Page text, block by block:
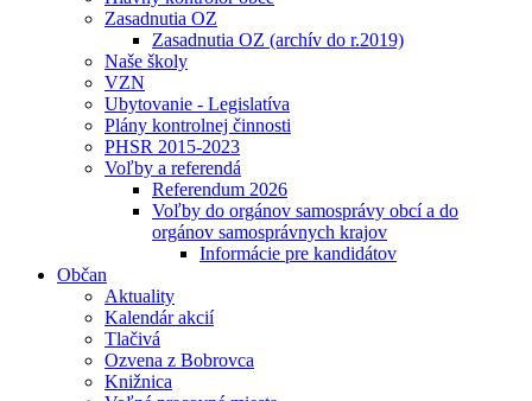
Zasadnutia OZ
Zasadnutia OZ (archív do r.2019)
Naše školy
VZN
Ubytovanie - Legislatíva
Plány kontrolnej činnosti
PHSR 2015-2023
Voľby a referendá
Referendum 2026
Voľby do orgánov samosprávy obcí a do
orgánov samosprávnych krajov
Informácie pre kandidátov
Občan
Aktuality
Kalendár akcií
Tlačivá
Ozvena z Bobrovca
Knižnica